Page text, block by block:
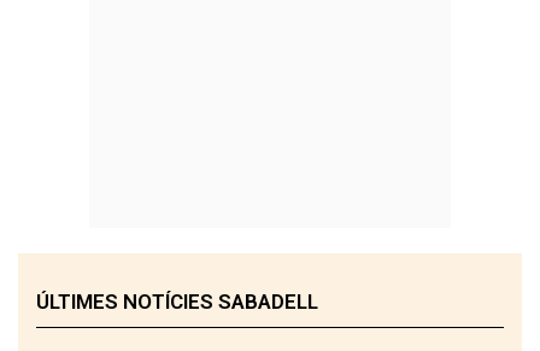
ÚLTIMES NOTÍCIES SABADELL